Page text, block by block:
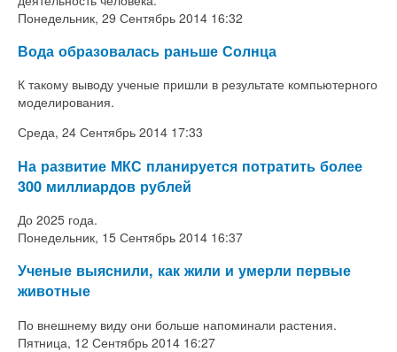
Понедельник, 29 Сентябрь 2014 16:32
Вода образовалась раньше Солнца
К такому выводу ученые пришли в результате компьютерного
моделирования.
Среда, 24 Сентябрь 2014 17:33
На развитие МКС планируется потратить более
300 миллиардов рублей
До 2025 года.
Понедельник, 15 Сентябрь 2014 16:37
Ученые выяснили, как жили и умерли первые
животные
По внешнему виду они больше напоминали растения.
Пятница, 12 Сентябрь 2014 16:27